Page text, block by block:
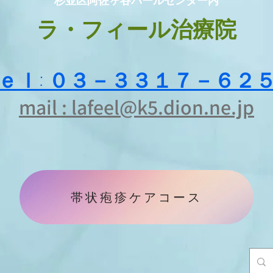
ラ・フィール治療院
ｌ: ０３－３３１７－６２
mail : lafeel@k5.dion.ne.jp​​
帯状疱疹ケアコース